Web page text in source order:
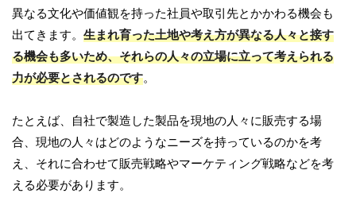
異なる文化や価値観を持った社員や取引先とかかわる機会も
出てきます。 生まれ育った土地や考え方が異なる人々と接す
る機会も多いため、それらの人々の立場に立って考えられる
力が必要とされるのです。
たとえば、自社で製造した製品を現地の人々に販売する場
合、現地の人々はどのようなニーズを持っているのかを考
え、それに合わせて販売戦略やマーケティング戦略などを考
える必要があります。